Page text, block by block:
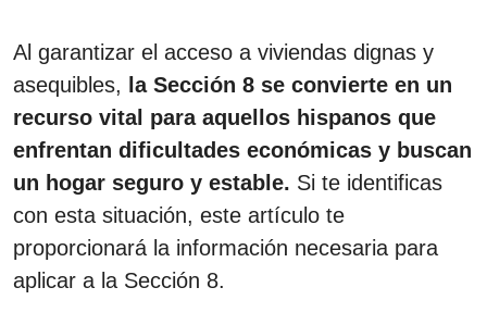
Al garantizar el acceso a viviendas dignas y
asequibles, la Sección 8 se convierte en un
recurso vital para aquellos hispanos que
enfrentan dificultades económicas y buscan
un hogar seguro y estable. Si te identificas
con esta situación, este artículo te
proporcionará la información necesaria para
aplicar a la Sección 8.